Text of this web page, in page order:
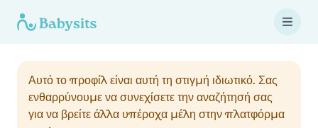
Αυτό το προφίλ είναι αυτή τη στιγμή ιδιωτικό. Σας
ενθαρρύνουμε να συνεχίσετε την αναζήτησή σας
για να βρείτε άλλα υπέροχα μέλη στην πλατφόρμα